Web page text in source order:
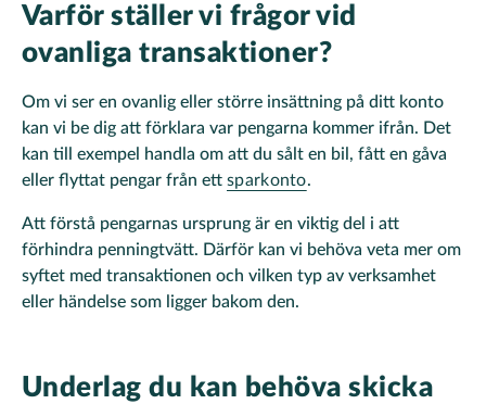
Varför ställer vi frågor vid
ovanliga transaktioner?
Om vi ser en ovanlig eller större insättning på ditt konto
kan vi be dig att förklara var pengarna kommer ifrån. Det
kan till exempel handla om att du sålt en bil, fått en gåva
eller flyttat pengar från ett sparkonto.
Att förstå pengarnas ursprung är en viktig del i att
förhindra penningtvätt. Därför kan vi behöva veta mer om
syftet med transaktionen och vilken typ av verksamhet
eller händelse som ligger bakom den.
Underlag du kan behöva skicka